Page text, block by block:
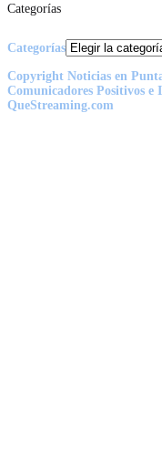
Categorías
Categorías
Copyright Noticias en
Comunicadores Positivos e
QueStreaming.com